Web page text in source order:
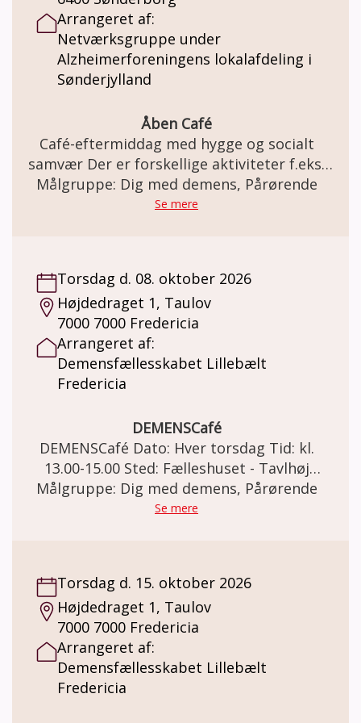
gode snakke, sang, små spil og quizzer,
forskellige oplægsholdere, korte gåture og
meget andet. Pris: Demenscaféen er gratis. I
Demensfællesskabet kan der købes kaffe og
ved særlige aktiviteter såsom
fællesspisning, udflugter, foredrag m.m.
Tilmelding fra gang til gang til
Demensfællesskabet Lillebælt på tlf. 22 80
01 95 eller på mail:
Arrangeret af:
Netværksgruppe under
Alzheimerforeningens lokalafdeling i
Sønderjylland
Åben Café
Café-eftermiddag med hygge og socialt
samvær Der er forskellige aktiviteter f.eks.
sangeftermiddag, foredrag, udflugt m.m.
Målgruppe: Dig med demens, Pårørende
Se mere
Torsdag d. 08. oktober 2026
Højdedraget 1, Taulov
7000 7000 Fredericia
Arrangeret af:
Demensfællesskabet Lillebælt
Fredericia
DEMENSCafé
DEMENSCafé Dato: Hver torsdag Tid: kl.
13.00-15.00 Sted: Fælleshuset - Tavlhøj
Højdedraget 1, Taulov, 7000 Fredericia
Demenscafé. Et socialt fællesskab og et
trygt frirum som faciliteres af frivillige fra
Demensfællesskabet Lillebælt. Hygge og
gode snakke, sang, små spil og quizzer,
forskellige oplægsholdere, korte gåture og
meget andet. Pris: Demenscaféen er gratis. I
Målgruppe: Dig med demens, Pårørende
Se mere
Torsdag d. 15. oktober 2026
Højdedraget 1, Taulov
7000 7000 Fredericia
Arrangeret af:
Demensfællesskabet Lillebælt
Fredericia